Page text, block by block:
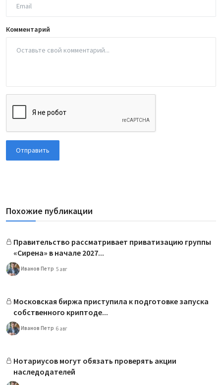
Комментарий
Отправить
Похожие публикации
Правительство рассматривает приватизацию группы
«Сирена» в начале 2027...
Иванов Петр 5 авг
Московская биржа приступила к подготовке запуска
собственного криптоде...
Иванов Петр 6 авг
Нотариусов могут обязать проверять акции
наследодателей